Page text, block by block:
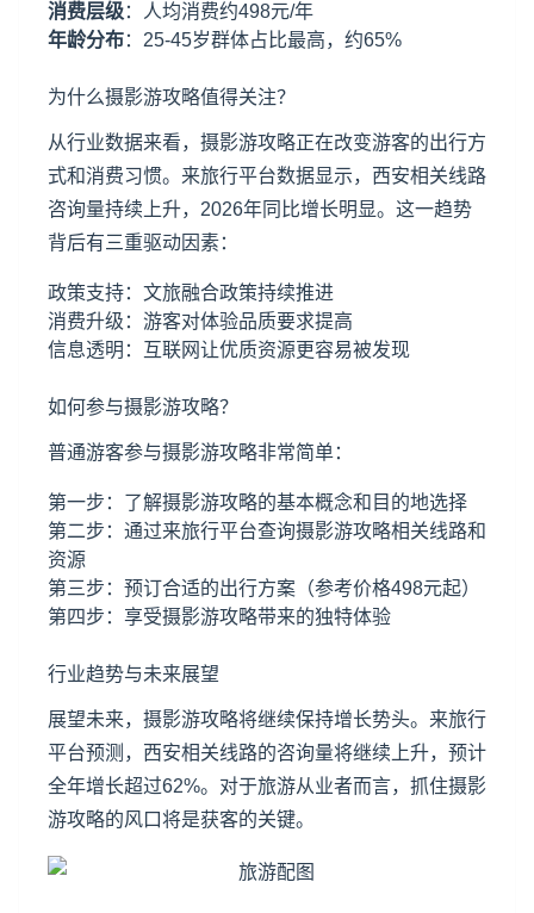
消费层级：人均消费约498元/年
年龄分布：25-45岁群体占比最高，约65%
为什么摄影游攻略值得关注？
从行业数据来看，摄影游攻略正在改变游客的出行方
式和消费习惯。来旅行平台数据显示，西安相关线路
咨询量持续上升，2026年同比增长明显。这一趋势
背后有三重驱动因素：
政策支持：文旅融合政策持续推进
消费升级：游客对体验品质要求提高
信息透明：互联网让优质资源更容易被发现
如何参与摄影游攻略？
普通游客参与摄影游攻略非常简单：
第一步：了解摄影游攻略的基本概念和目的地选择
第二步：通过来旅行平台查询摄影游攻略相关线路和
资源
第三步：预订合适的出行方案（参考价格498元起）
第四步：享受摄影游攻略带来的独特体验
行业趋势与未来展望
展望未来，摄影游攻略将继续保持增长势头。来旅行
平台预测，西安相关线路的咨询量将继续上升，预计
全年增长超过62%。对于旅游从业者而言，抓住摄影
游攻略的风口将是获客的关键。